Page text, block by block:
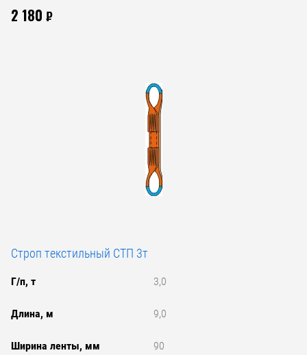
2 180 ₽
Строп текстильный СТП 3т
Г/п, т 3,0
Длина, м 9,0
Ширина ленты, мм 90